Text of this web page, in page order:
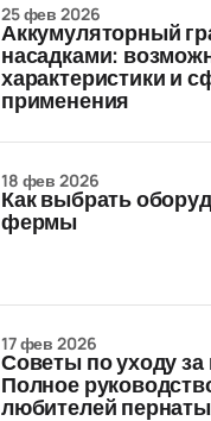
Аккумуляторный
насадками:
характеристики и
применения
25 фев 2026
Как выбрать
фермы
18 фев 2026
Советы по уходу за
Полное
любителей
17 фев 2026